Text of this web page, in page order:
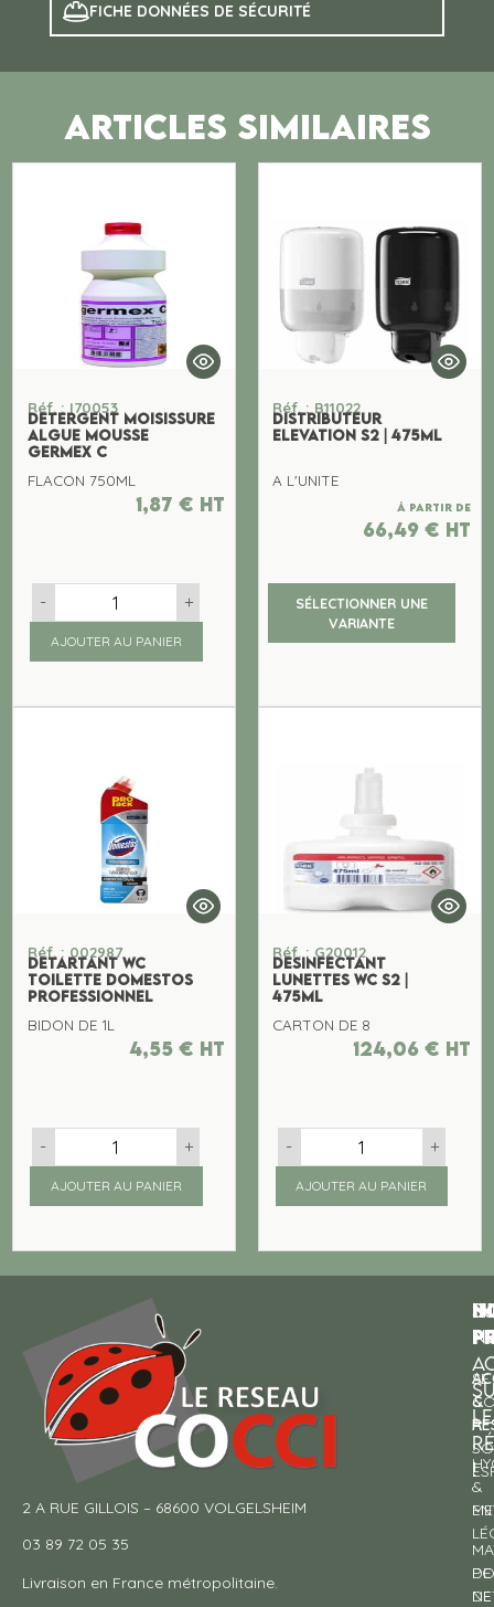
FICHE DONNÉES DE SÉCURITÉ
ARTICLES SIMILAIRES
Réf. : I70053
DETERGENT MOISISSURE
ALGUE MOUSSE
GERMEX C
FLACON 750ML
1,87 € ht
- +
AJOUTER AU PANIER
Réf. : B11022
DISTRIBUTEUR
ELEVATION S2 | 475ML
A L'UNITE
À partir de
66,49 € ht
SÉLECTIONNER UNE
VARIANTE
Réf. : 002987
DETARTANT WC
TOILETTE DOMESTOS
PROFESSIONNEL
BIDON DE 1L
4,55 € ht
- +
AJOUTER AU PANIER
Réf. : G20012
DESINFECTANT
LUNETTES WC S2 |
475ML
CARTON DE 8
124,06 € ht
- +
AJOUTER AU PANIER
2 A RUE GILLOIS – 68600 VOLGELSHEIM
03 89 72 05 35
Livraison en France métropolitaine.
&
&
DE
SE
À
DE
!